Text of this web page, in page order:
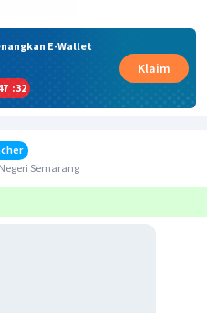
E-Wallet
:32
Klaim
Semarang